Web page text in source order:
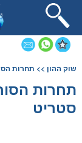
המרכזי,
ללחוץ
אנטר
כדי
שוק ההון >> תחרות
תחרות
סטריט